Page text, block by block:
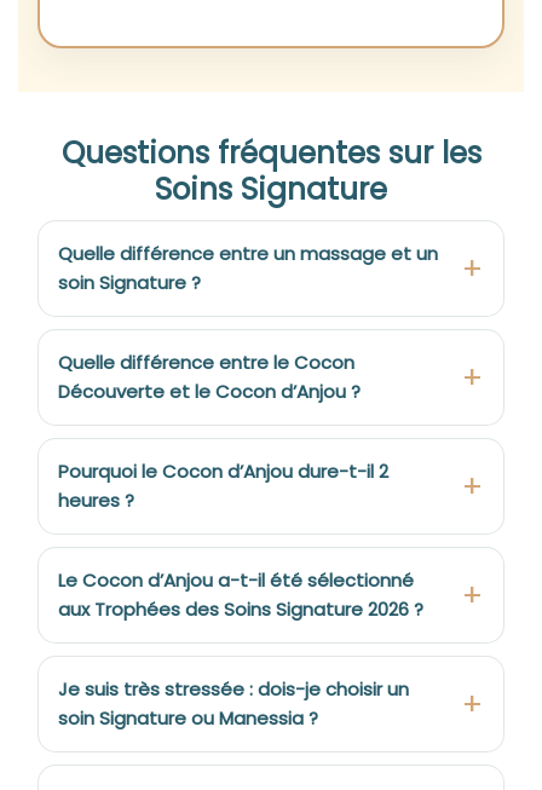
Questions fréquentes sur les
Soins Signature
Quelle différence entre un massage et un
soin Signature ?
Quelle différence entre le Cocon
Découverte et le Cocon d’Anjou ?
Pourquoi le Cocon d’Anjou dure-t-il 2
heures ?
Le Cocon d’Anjou a-t-il été sélectionné
aux Trophées des Soins Signature 2026 ?
Je suis très stressée : dois-je choisir un
soin Signature ou Manessia ?